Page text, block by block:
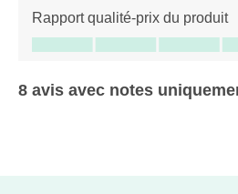
Rapport qualité-prix du produit
Rapport qualité-prix du produit,
8 avis avec notes